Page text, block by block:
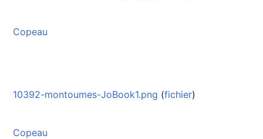
Copeau
10392-montoumes-JoBook1.png (fichier)
Copeau